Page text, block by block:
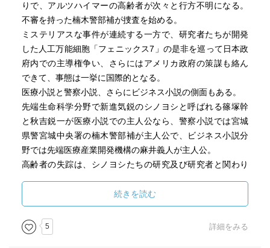
りで、アルツハイマーの高齢者が次々と行方不明になる。
不審を持った楠木警部補が捜査を始める。
ミステリアスな事件が連続する一方で、研究者たちが開発
した人工万能細胞「フェニックス7」の是非を巡って日本政
府内での主導権争い、さらにはアメリカ政府の策謀も絡ん
できて、事態は一挙に国際的となる。
医療小説と警察小説、さらにビジネス小説の側面もある。
先端生命科学分野で新進気鋭のシノヨシと呼ばれる篠塚幹
と秋吉鋭一が医療小説での主人公なら、警察小説では宮城
県警宮城中央署の楠木警部補が主人公で、ビジネス小説分
野では先端医療産業開発機構の麻井義人が主人公。
高齢者の失踪は、シノヨシたちの研究及び研究者と関わり
者らしい骨太なエンターテイメント。
続きを読む
5 詳細をみる